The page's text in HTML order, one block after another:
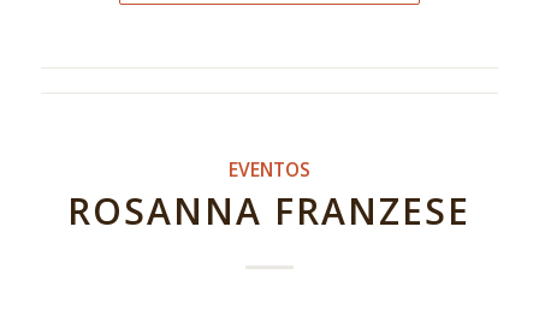
EVENTOS
ROSANNA FRANZESE